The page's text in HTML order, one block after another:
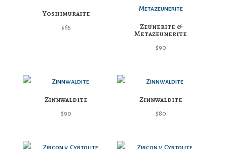
Yoshimuraite
$65 Zeunerite &
Metazeunerite
$90
Zinnwaldite
$90
Zinnwaldite
$80